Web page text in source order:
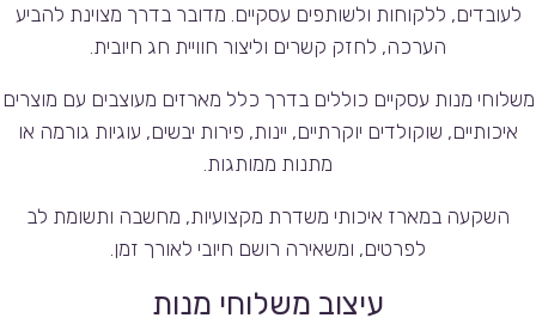
לעובדים, ללקוחות ולשותפים עסקיים. מדובר בדרך מצוינת להביע
הערכה, לחזק קשרים וליצור חוויית חג חיובית.
משלוחי מנות עסקיים כוללים בדרך כלל מארזים מעוצבים עם מוצרים
איכותיים, שוקולדים יוקרתיים, יינות, פירות יבשים, עוגיות גורמה או
מתנות ממותגות.
השקעה במארז איכותי משדרת מקצועיות, מחשבה ותשומת לב
לפרטים, ומשאירה רושם חיובי לאורך זמן.
עיצוב משלוחי מנות